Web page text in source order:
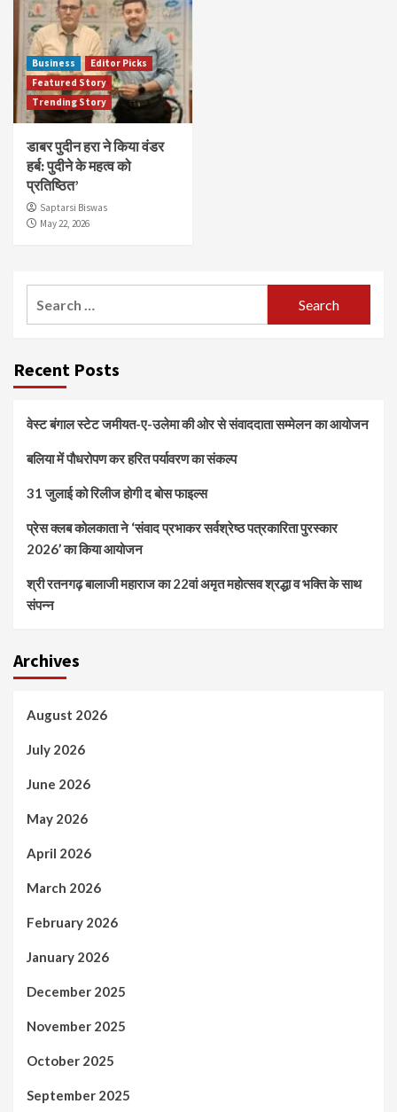
Business
Editor Picks
Featured Story
Trending Story
डाबर पुदीन हरा ने किया वंडर
हर्ब: पुदीने के महत्व को
प्रतिष्ठित’
Saptarsi Biswas
May 22, 2026
Recent Posts
वेस्ट बंगाल स्टेट जमीयत-ए-उलेमा की ओर से संवाददाता सम्मेलन का आयोजन
बलिया में पौधरोपण कर हरित पर्यावरण का संकल्प
31 जुलाई को रिलीज होगी द बोस फाइल्स
प्रेस क्लब कोलकाता ने ‘संवाद प्रभाकर सर्वश्रेष्ठ पत्रकारिता पुरस्कार
2026’ का किया आयोजन
श्री रतनगढ़ बालाजी महाराज का 22वां अमृत महोत्सव श्रद्धा व भक्ति के साथ
संपन्न
Archives
August 2026
July 2026
June 2026
May 2026
April 2026
March 2026
February 2026
January 2026
December 2025
November 2025
October 2025
September 2025